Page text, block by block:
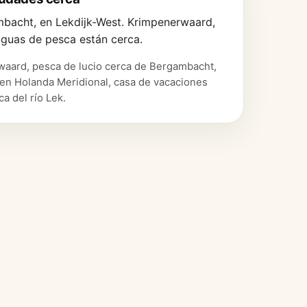
en Lekdijk-West. Krimpenerwaard,
de pesca están cerca.
pesca de lucio cerca de Bergambacht,
Holanda Meridional, casa de vacaciones
del río Lek.